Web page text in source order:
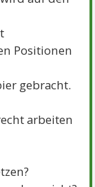
Positionen
gebracht.
arbeiten